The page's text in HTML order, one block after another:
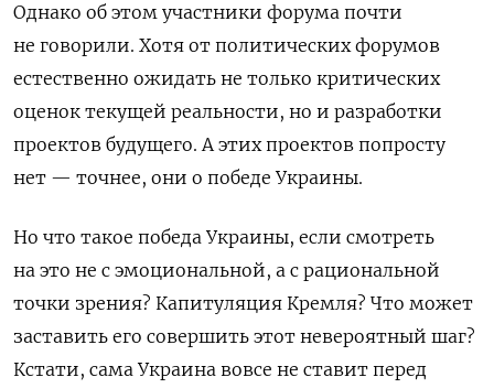
Однако об этом участники форума почти
не говорили. Хотя от политических форумов
естественно ожидать не только критических
оценок текущей реальности, но и разработки
проектов будущего. А этих проектов попросту
нет — точнее, они о победе Украины.
Но что такое победа Украины, если смотреть
на это не с эмоциональной, а с рациональной
точки зрения? Капитуляция Кремля? Что может
заставить его совершить этот невероятный шаг?
Кстати, сама Украина вовсе не ставит перед